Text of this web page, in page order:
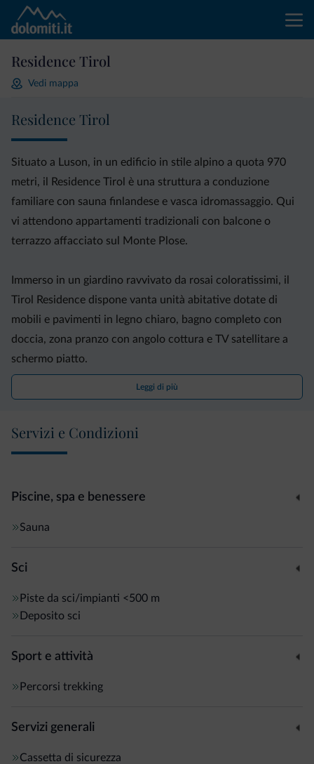
Residence Tirol
Vedi mappa
Residence Tirol
Situato a Luson, in un edificio in stile alpino a quota 970
metri, il Residence Tirol è una struttura a conduzione
familiare con sauna finlandese e vasca idromassaggio. Qui
vi attendono appartamenti tradizionali con balcone o
terrazzo affacciato sul Monte Plose.
Immerso in un giardino ravvivato da rosai coloratissimi, il
Tirol Residence dispone vanta unità abitative dotate di
mobili e pavimenti in legno chiaro, bagno completo con
doccia, zona pranzo con angolo cottura e TV satellitare a
schermo piatto.
Siete invitati ad accomodarvi sulla terrazza arredata con
presso la piccola area benessere.
skibus pubblico gratuito per il comprensorio sciistico della
Leggi di più
Servizi e Condizioni
Piscine, spa e benessere
Sauna
Sci
Piste da sci/impianti <500 m
Deposito sci
Sport e attività
Percorsi trekking
Servizi generali
Cassetta di sicurezza